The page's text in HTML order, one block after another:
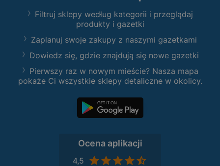
Filtruj sklepy według kategorii i przeglądaj
produkty i gazetki
Zaplanuj swoje zakupy z naszymi gazetkami
Dowiedz się, gdzie znajdują się nowe gazetki
Pierwszy raz w nowym mieście? Nasza mapa
pokaże Ci wszystkie sklepy detaliczne w okolicy.
Ocena aplikacji
4,5